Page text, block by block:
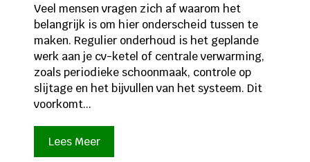
Veel mensen vragen zich af waarom het
belangrijk is om hier onderscheid tussen te
maken. Regulier onderhoud is het geplande
werk aan je cv-ketel of centrale verwarming,
zoals periodieke schoonmaak, controle op
slijtage en het bijvullen van het systeem. Dit
voorkomt...
Lees Meer